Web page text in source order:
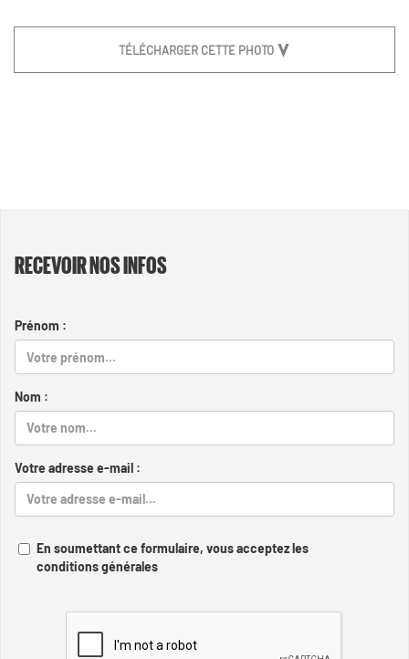
TÉLÉCHARGER CETTE PHOTO
RECEVOIR NOS INFOS
Prénom :
Nom :
Votre adresse e-mail :
En soumettant ce formulaire, vous acceptez les
conditions générales